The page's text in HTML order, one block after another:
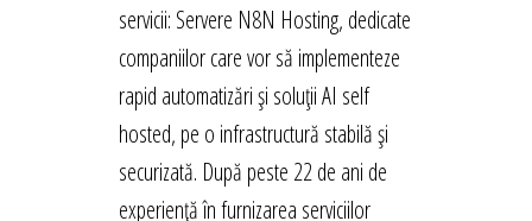
servicii: Servere N8N Hosting, dedicate
companiilor care vor să implementeze
rapid automatizări și soluții AI self
hosted, pe o infrastructură stabilă și
securizată. După peste 22 de ani de
experiență în furnizarea serviciilor